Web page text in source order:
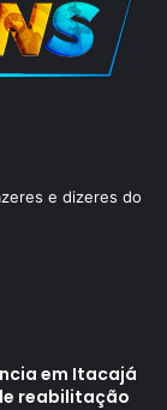
e dizeres do
em Itacajá
reabilitação